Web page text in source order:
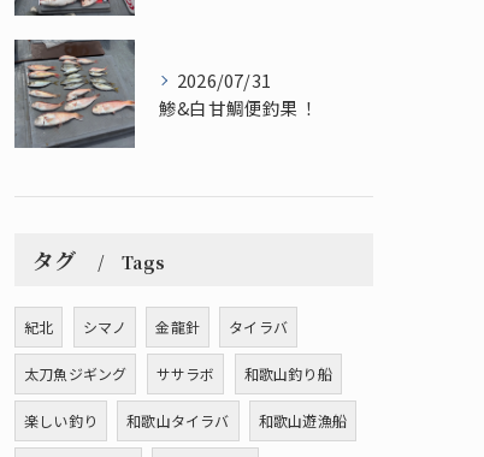
2026/07/31
鯵&白甘鯛便釣果！
タグ Tags
紀北 シマノ 金龍針 タイラバ
太刀魚ジギング ササラボ 和歌山釣り船
楽しい釣り 和歌山タイラバ 和歌山遊漁船